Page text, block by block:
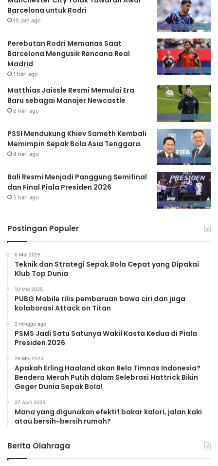
Barcelona untuk Rodri
10 jam ago
Perebutan Rodri Memanas Saat
Barcelona Mengusik Rencana Real
Madrid
1 hari ago
Matthias Jaissle Resmi Memulai Era
Baru sebagai Manajer Newcastle
2 hari ago
PSSI Mendukung Khiev Sameth Kembali
Memimpin Sepak Bola Asia Tenggara
4 hari ago
Bali Resmi Menjadi Panggung Semifinal
dan Final Piala Presiden 2026
5 hari ago
Postingan Populer
6 Mei 2026
Teknik dan Strategi Sepak Bola Cepat yang Dipakai
Klub Top Dunia
10 Mei 2025
PUBG Mobile rilis pembaruan bawa ciri dan juga
kolaborasi Attack on Titan
2 minggu ago
PSMS Jadi Satu Satunya Wakil Kasta Kedua di Piala
Presiden 2026
26 Mei 2025
Apakah Erling Haaland akan Bela Timnas Indonesia?
Bendera Merah Putih dalam Selebrasi Hattrick Bikin
Geger Dunia Sepak Bola!
27 April 2025
Mana yang digunakan efektif bakar kalori, jalan kaki
atau bersih-bersih rumah?
Berita Olahraga